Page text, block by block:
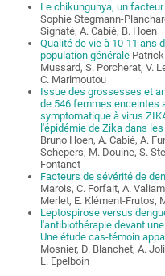
Le chikungunya, un
Sophie Stegmann-
Signaté, A. Cabié, B. Hoen
Qualité de vie à 10-11 ans
population générale Patrick
Mussard, S. Porcherat, V.
C. Marimoutou
Issue des grossesses et
de 546 femmes enceintes
symptomatique à virus
l'épidémie de Zika dans
Bruno Hoen, A. Cabié, A.
Schepers, M. Douine, S.
Fontanet
Facteurs de sévérité de
Marois, C. Forfait, A.
Merlet, E. Klément-Frutos,
Leptospirose versus
l'antibiothérapie devant
Une étude cas-témoin
Mosnier, D. Blanchet, A.
L. Epelboin